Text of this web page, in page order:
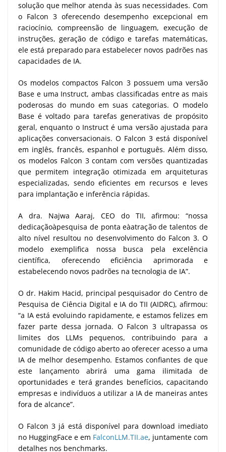
solução que melhor atenda às suas necessidades. Com
o Falcon 3 oferecendo desempenho excepcional em
raciocínio, compreensão de linguagem, execução de
instruções, geração de código e tarefas matemáticas,
ele está preparado para estabelecer novos padrões nas
capacidades de IA.
Os modelos compactos Falcon 3 possuem uma versão
Base e uma Instruct, ambas classificadas entre as mais
poderosas do mundo em suas categorias. O modelo
Base é voltado para tarefas generativas de propósito
geral, enquanto o Instruct é uma versão ajustada para
aplicações conversacionais. O Falcon 3 está disponível
em inglês, francês, espanhol e português. Além disso,
os modelos Falcon 3 contam com versões quantizadas
que permitem integração otimizada em arquiteturas
especializadas, sendo eficientes em recursos e leves
para implantação e inferência rápidas.
A dra. Najwa Aaraj, CEO do TII, afirmou: “nossa
dedicaçãoàpesquisa de ponta eàatração de talentos de
alto nível resultou no desenvolvimento do Falcon 3. O
modelo exemplifica nossa busca pela excelência
científica, oferecendo eficiência aprimorada e
estabelecendo novos padrões na tecnologia de IA”.
O dr. Hakim Hacid, principal pesquisador do Centro de
Pesquisa de Ciência Digital e IA do TII (AIDRC), afirmou:
“a IA está evoluindo rapidamente, e estamos felizes em
fazer parte dessa jornada. O Falcon 3 ultrapassa os
limites dos LLMs pequenos, contribuindo para a
comunidade de código aberto ao oferecer acesso a uma
IA de melhor desempenho. Estamos confiantes de que
este lançamento abrirá uma gama ilimitada de
oportunidades e terá grandes benefícios, capacitando
empresas e indivíduos a utilizar a IA de maneiras antes
fora de alcance”.
O Falcon 3 já está disponível para download imediato
no HuggingFace e em FalconLLM.TII.ae, juntamente com
detalhes nos benchmarks.